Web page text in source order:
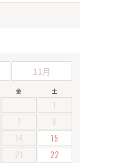
11月
金 土
1
7
8
14
15
21
22